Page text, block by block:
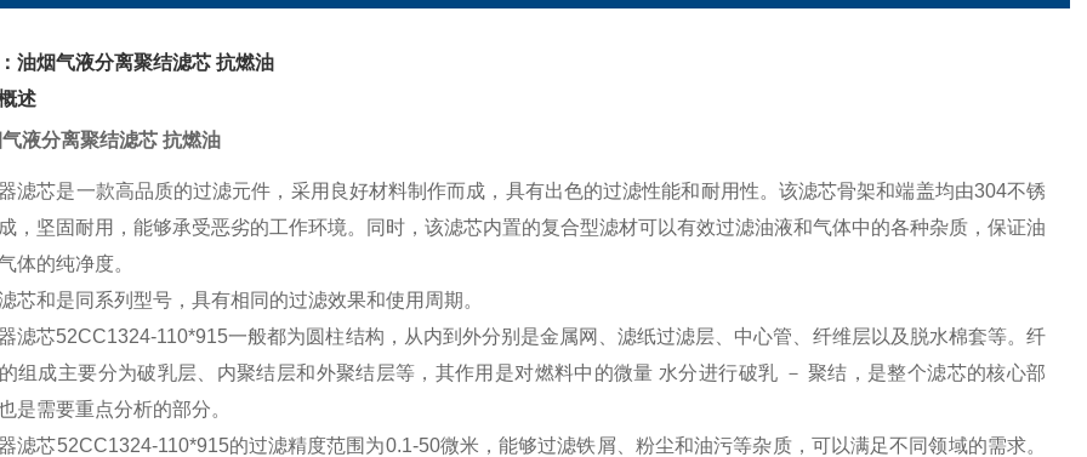
油烟气液分离聚结滤芯 抗燃油
述
液分离聚结滤芯 抗燃油
滤芯是一款高品质的过滤元件，采用良好材料制作而成，具有出色的过滤性能和耐用性。该滤芯骨架和端盖均由304不锈
，坚固耐用，能够承受恶劣的工作环境。同时，该滤芯内置的复合型滤材可以有效过滤油液和气体中的各种杂质，保证油
体的纯净度。
芯和是同系列型号，具有相同的过滤效果和使用周期。
滤芯52CC1324-110*915一般都为圆柱结构，从内到外分别是金属网、滤纸过滤层、中心管、纤维层以及脱水棉套等。纤
组成主要分为破乳层、内聚结层和外聚结层等，其作用是对燃料中的微量 水分进行破乳 － 聚结，是整个滤芯的核心部
是需要重点分析的部分。
滤芯52CC1324-110*915的过滤精度范围为0.1-50微米，能够过滤铁屑、粉尘和油污等杂质，可以满足不同领域的需求。